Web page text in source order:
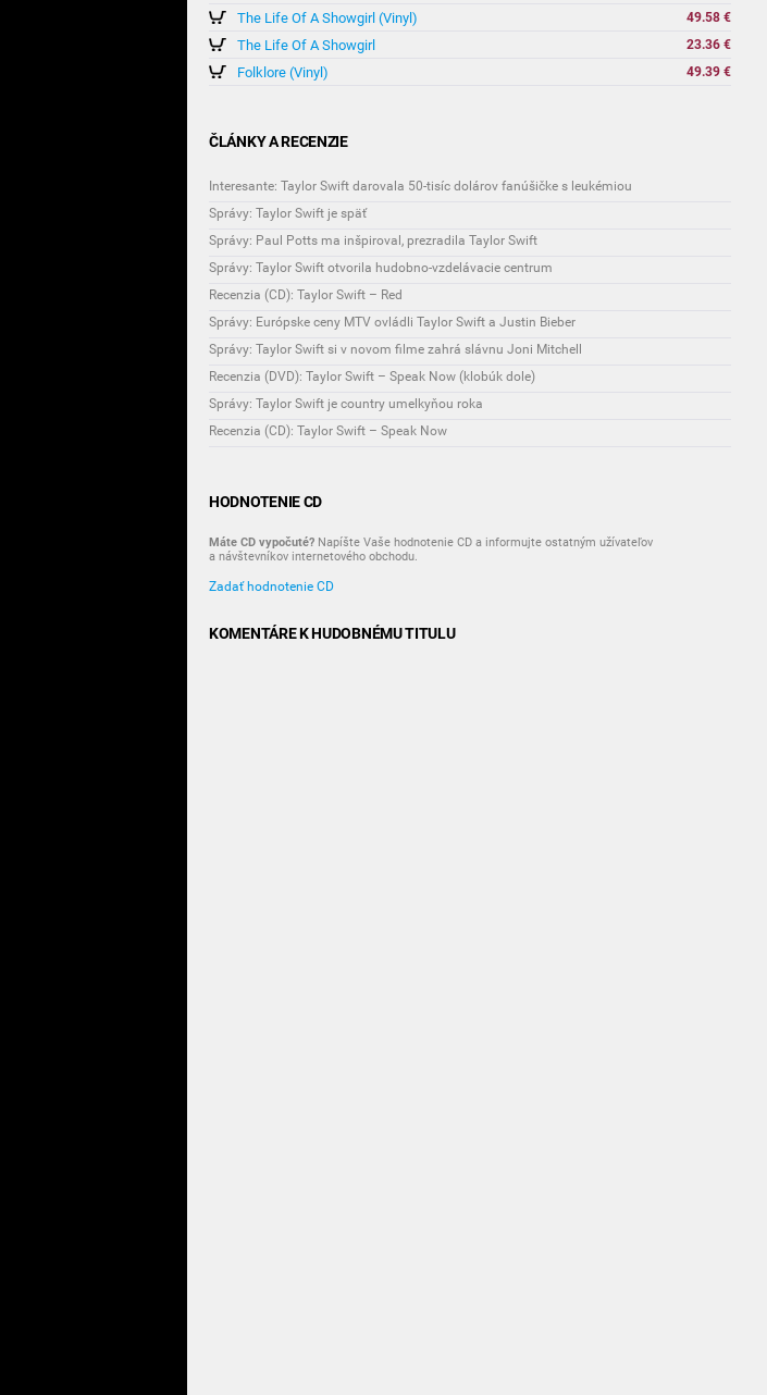
The Life Of A Showgirl (Vinyl) 49.58 €
The Life Of A Showgirl 23.36 €
Folklore (Vinyl) 49.39 €
ČLÁNKY A RECENZIE
Interesante: Taylor Swift darovala 50-tisíc dolárov fanúšičke s leukémiou
Správy: Taylor Swift je späť
Správy: Paul Potts ma inšpiroval, prezradila Taylor Swift
Správy: Taylor Swift otvorila hudobno-vzdelávacie centrum
Recenzia (CD): Taylor Swift – Red
Správy: Európske ceny MTV ovládli Taylor Swift a Justin Bieber
Správy: Taylor Swift si v novom filme zahrá slávnu Joni Mitchell
Recenzia (DVD): Taylor Swift – Speak Now (klobúk dole)
Správy: Taylor Swift je country umelkyňou roka
Recenzia (CD): Taylor Swift – Speak Now
HODNOTENIE CD
Máte CD vypočuté? Napíšte Vaše hodnotenie CD a informujte ostatným užívateľov
a návštevníkov internetového obchodu.
Zadať hodnotenie CD
KOMENTÁRE K HUDOBNÉMU TITULU